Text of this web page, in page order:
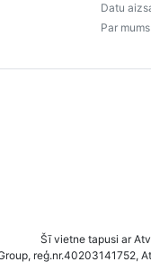
Datu
Par mums
Šī vietne tapusi ar
reģ.nr.40203141752,